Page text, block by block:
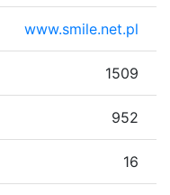
www.smile.net.pl
1509
952
16